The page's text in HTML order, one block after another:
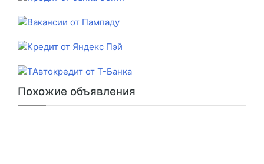
Похожие объявления